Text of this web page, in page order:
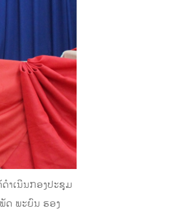
າເນີນກອງປະຊຸມ
ດ ພະຍົນ ຮອງ